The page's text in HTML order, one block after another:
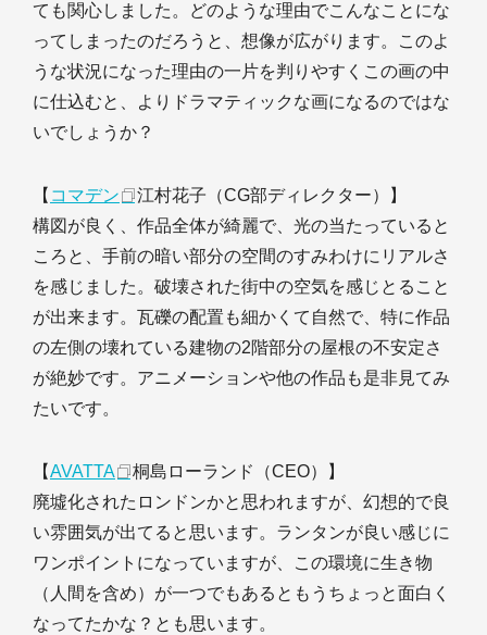
ても関心しました。どのような理由でこんなことにな
ってしまったのだろうと、想像が広がります。このよ
うな状況になった理由の一片を判りやすくこの画の中
に仕込むと、よりドラマティックな画になるのではな
いでしょうか？
【 コマデン
江村花子（CG部ディレクター）】
構図が良く、作品全体が綺麗で、光の当たっていると
ころと、手前の暗い部分の空間のすみわけにリアルさ
を感じました。破壊された街中の空気を感じとること
が出来ます。瓦礫の配置も細かくて自然で、特に作品
の左側の壊れている建物の2階部分の屋根の不安定さ
が絶妙です。アニメーションや他の作品も是非見てみ
たいです。
【AVATTA
桐島ローランド（CEO）】
廃墟化されたロンドンかと思われますが、幻想的で良
い雰囲気が出てると思います。ランタンが良い感じに
ワンポイントになっていますが、この環境に生き物
（人間を含め）が一つでもあるともうちょっと面白く
なってたかな？とも思います。